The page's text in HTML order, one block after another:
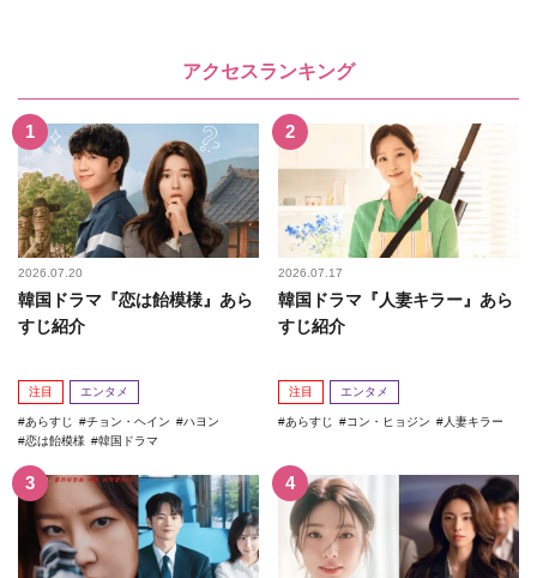
アクセスランキング
2026.07.20
韓国ドラマ『恋は飴模様』あら
すじ紹介
注目 エンタメ
あらすじ チョン・ヘイン
ハヨン
恋は飴模様
韓国ドラマ
2026.07.17
韓国ドラマ『人妻キラー』あら
すじ紹介
注目 エンタメ
あらすじ コン・ヒョジン 人妻キラー